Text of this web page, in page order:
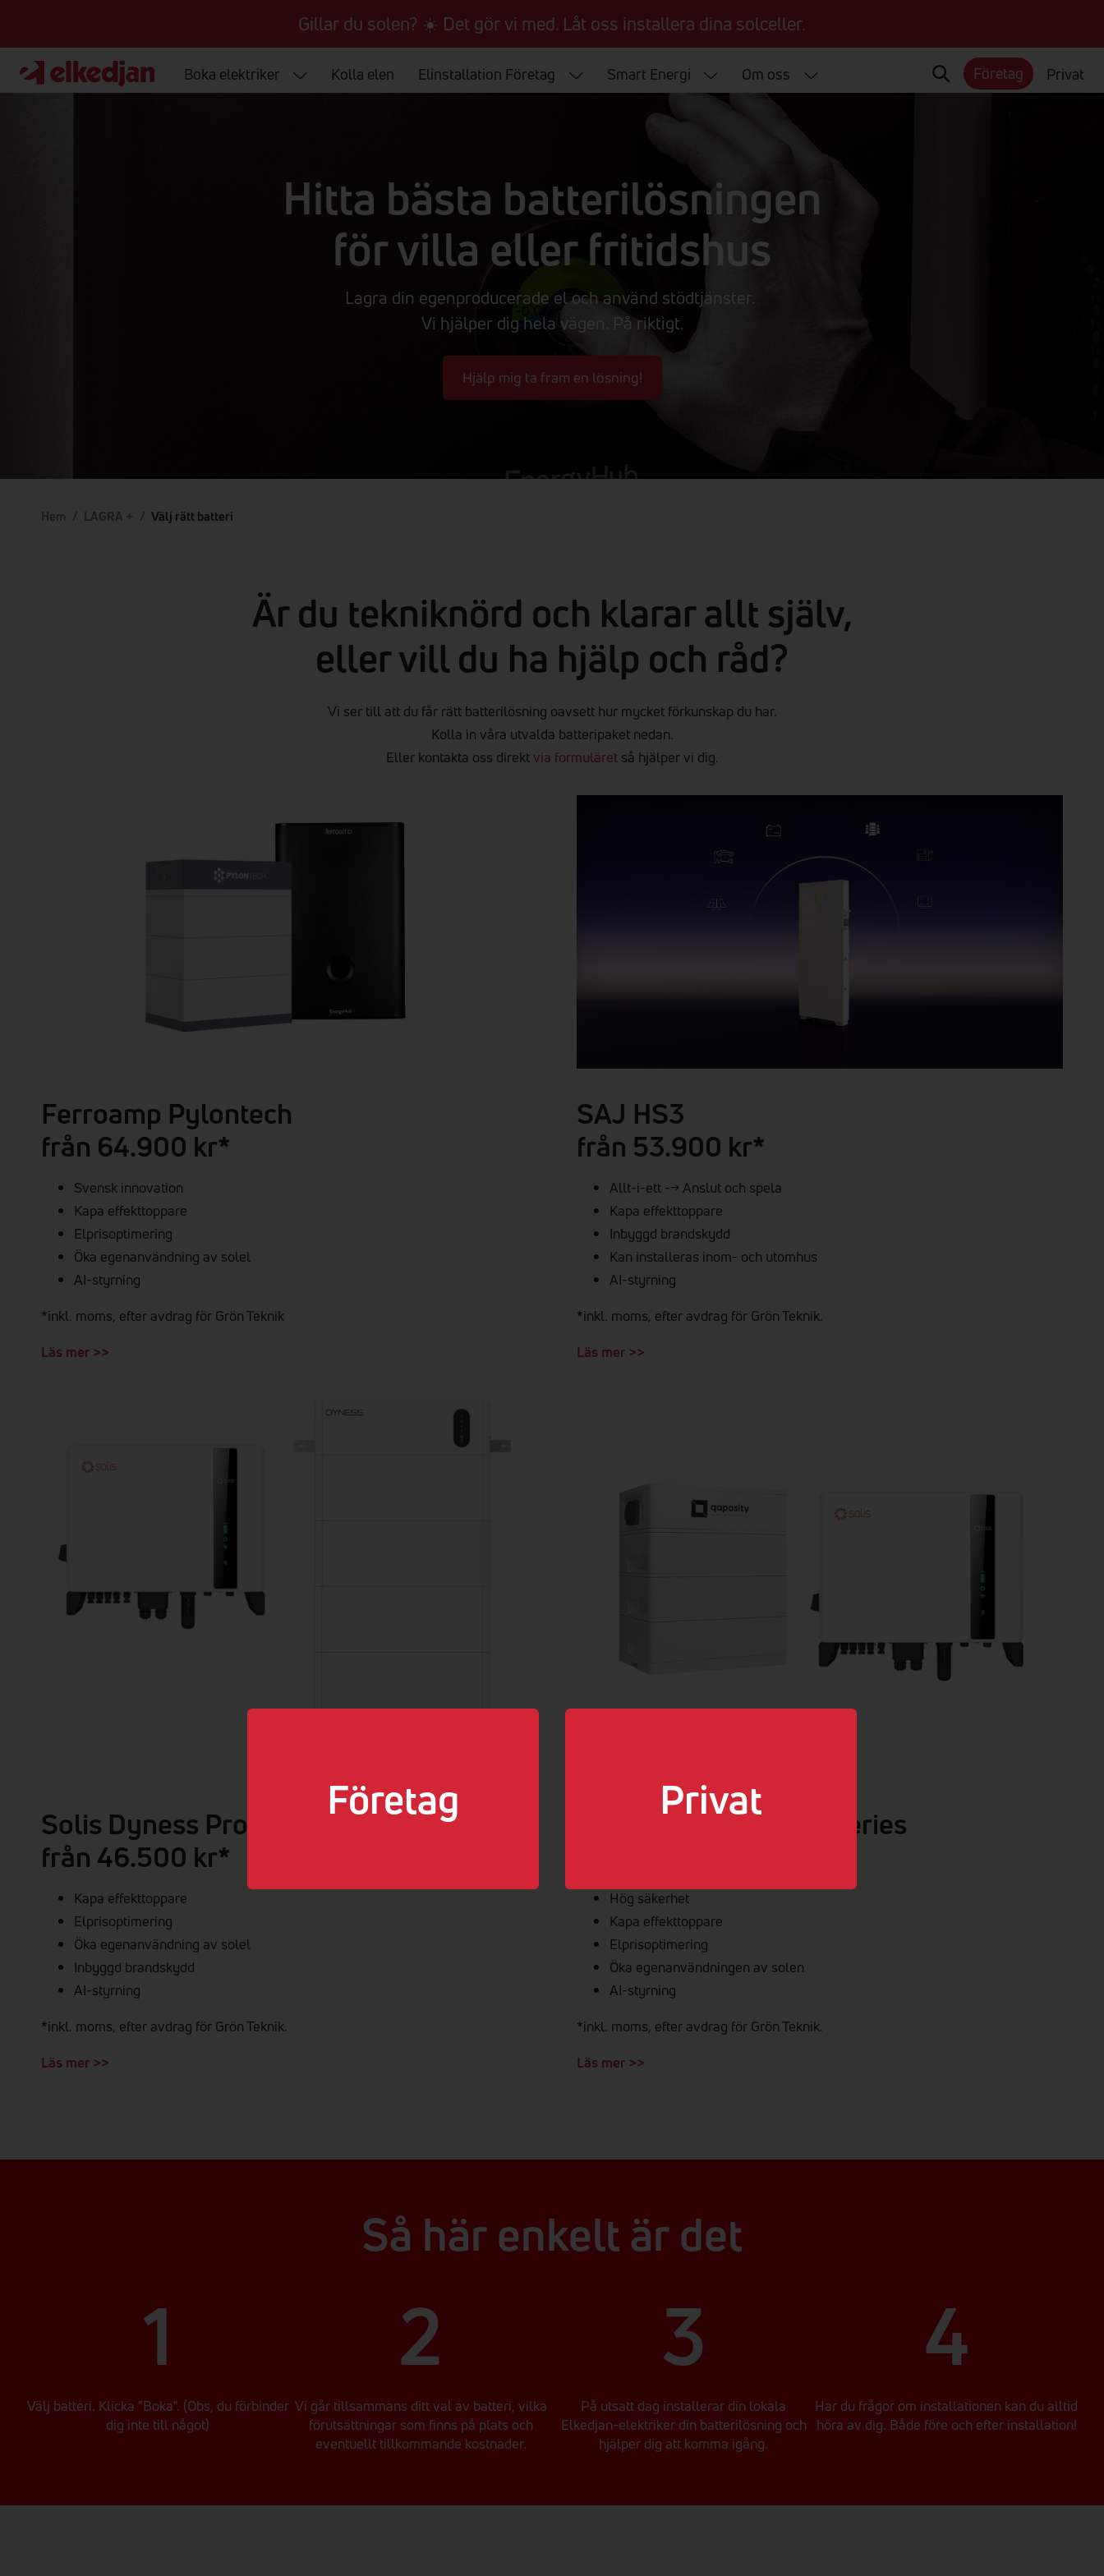
Gillar du solen? ☀️ Det gör vi med. Låt oss installera dina solceller.
Boka elektriker Kolla elen Elinstallation Företag Smart Energi Om oss Företag Privat
Företag Privat
Hitta bästa batterilösningen
för villa eller fritidshus
Lagra din egenproducerade el och använd stödtjänster.
Vi hjälper dig hela vägen. På riktigt.
Hjälp mig ta fram en lösning!
Hem / LAGRA + / Välj rätt batteri
Är du tekniknörd och klarar allt själv,
eller vill du ha hjälp och råd?
Vi ser till att du får rätt batterilösning oavsett hur mycket förkunskap du har.
Kolla in våra utvalda batteripaket nedan.
Eller kontakta oss direktvia formuläretså hjälper vi dig.
Ferroamp Pylontech
från 64.900 kr*
Svensk innovation
Kapa effekttoppare
Elprisoptimering
Öka egenanvändning av solel
AI-styrning
*inkl. moms, efter avdrag för Grön Teknik
Läs mer >>
SAJ HS3
från 53.900 kr*
Allt-i-ett --> Anslut och spela
Kapa effekttoppare
Inbyggd brandskydd
Kan installeras inom- och utomhus
AI-styrning
*inkl. moms, efter avdrag för Grön Teknik.
Läs mer >>
Solis Dyness Pro
från 46.500 kr*
Kapa effekttoppare
Elprisoptimering
Öka egenanvändning av solel
Inbyggd brandskydd
AI-styrning
*inkl. moms, efter avdrag för Grön Teknik.
Läs mer >>
Solis qapasity Arctic Series
Hög säkerhet
Kapa effekttoppare
Elprisoptimering
Öka egenanvändningen av solen
AI-styrning
*inkl. moms, efter avdrag för Grön Teknik.
Läs mer >>
Så här enkelt är det
1
Välj batteri. Klicka "Boka". (Obs, du förbinder
dig inte till något)
2
Vi går tillsammans ditt val av batteri, vilka
förutsättningar som finns på plats och
eventuellt tillkommande kostnader.
3
På utsatt dag installerar din lokala
Elkedjan-elektriker din batterilösning och
hjälper dig att komma igång.
4
Har du frågor om installationen kan du alltid
höra av dig. Både före och efter installation!